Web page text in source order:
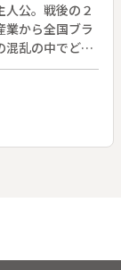
公。戦後の２
業から全国ブラ
混乱の中でどん
家族の物語を軸
。作：松原敏
年１０月４日
２３年４月、